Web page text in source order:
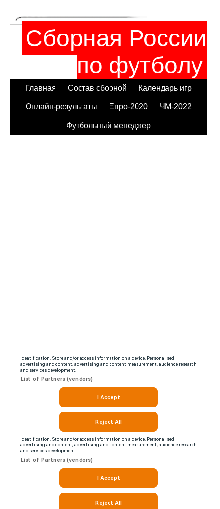
Сборная России
по футболу
Главная Состав сборной Календарь игр
Онлайн-результаты Евро-2020 ЧМ-2022
Футбольный менеджер